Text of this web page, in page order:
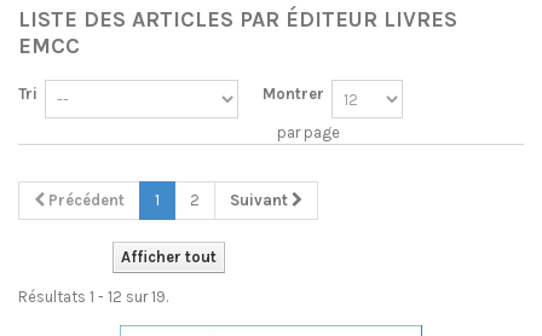
LISTE DES ARTICLES PAR ÉDITEUR LIVRES
EMCC
Tri Montrer
par page
Précédent 1 2 Suivant
Afficher tout
Résultats 1 - 12 sur 19.